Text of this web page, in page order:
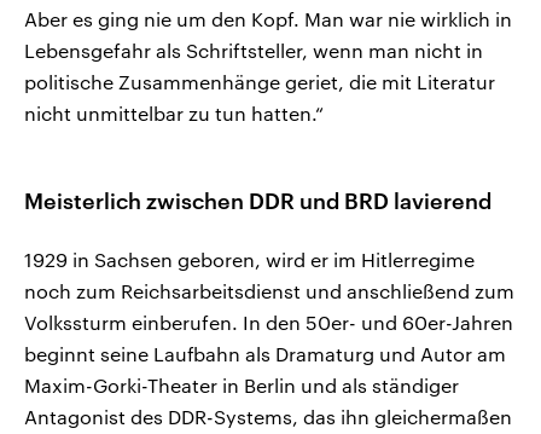
Aber es ging nie um den Kopf. Man war nie wirklich in
Lebensgefahr als Schriftsteller, wenn man nicht in
politische Zusammenhänge geriet, die mit Literatur
nicht unmittelbar zu tun hatten.“
Meisterlich zwischen DDR und BRD lavierend
1929 in Sachsen geboren, wird er im Hitlerregime
noch zum Reichsarbeitsdienst und anschließend zum
Volkssturm einberufen. In den 50er- und 60er-Jahren
beginnt seine Laufbahn als Dramaturg und Autor am
Maxim-Gorki-Theater in Berlin und als ständiger
Antagonist des DDR-Systems, das ihn gleichermaßen